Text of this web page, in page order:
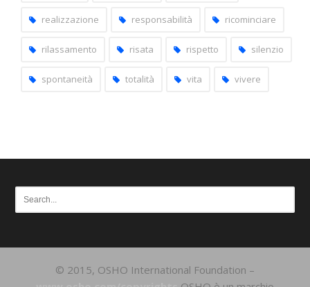
realizzazione responsabilità ricominciare
rilassamento risata rispetto silenzio
spontaneità totalità vita vivere
© 2015, OSHO International Foundation –